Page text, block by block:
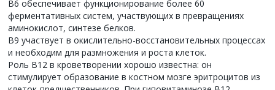
В6 обеспечивает функционирование более 60
ферментативных систем, участвующих в превращениях
аминокислот, синтезе белков.
В9 участвует в окислительно-восстановительных процессах
и необходим для размножения и роста клеток.
Роль В12 в кроветворении хорошо известна: он
стимулирует образование в костном мозге эритроцитов из